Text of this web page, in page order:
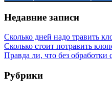
Недавние записи
Сколько дней надо травить
Сколько стоит потравить
Правда ли, что без обработки
Рубрики